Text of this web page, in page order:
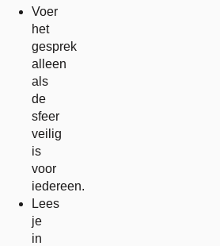
Voer
het
gesprek
alleen
als
de
sfeer
veilig
is
voor
iedereen.
Lees
je
in